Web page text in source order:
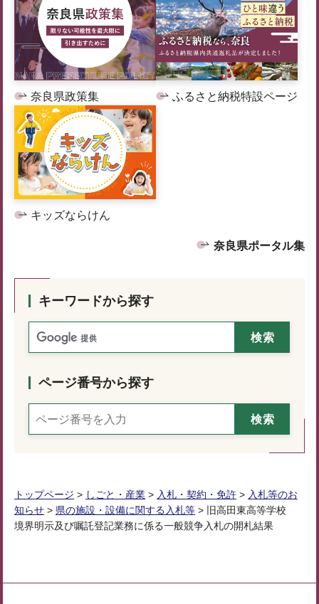
奈良県政策集 ふるさと納税特設ページ
キッズならけん
奈良県ポータル集
キーワードから探す
ページ番号から探す
トップページ > しごと・産業 > 入札・契約・免許 > 入札等のお
知らせ > 県の施設・設備に関する入札等 > 旧高田東高等学校
境界明示及び嘱託登記業務に係る一般競争入札の開札結果